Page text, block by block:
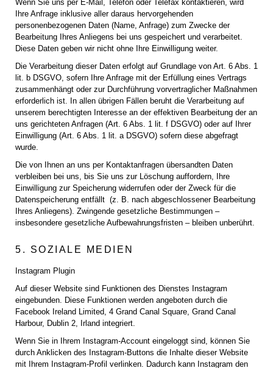
Wenn Sie uns per E-Mail, Telefon oder Telefax kontaktieren, wird
Ihre Anfrage inklusive aller daraus hervorgehenden
personenbezogenen Daten (Name, Anfrage) zum Zwecke der
Bearbeitung Ihres Anliegens bei uns gespeichert und verarbeitet.
Diese Daten geben wir nicht ohne Ihre Einwilligung weiter.
Die Verarbeitung dieser Daten erfolgt auf Grundlage von Art. 6 Abs. 1
lit. b DSGVO, sofern Ihre Anfrage mit der Erfüllung eines Vertrags
zusammenhängt oder zur Durchführung vorvertraglicher Maßnahmen
erforderlich ist. In allen übrigen Fällen beruht die Verarbeitung auf
unserem berechtigten Interesse an der effektiven Bearbeitung der an
uns gerichteten Anfragen (Art. 6 Abs. 1 lit. f DSGVO) oder auf Ihrer
Einwilligung (Art. 6 Abs. 1 lit. a DSGVO) sofern diese abgefragt
wurde.
Die von Ihnen an uns per Kontaktanfragen übersandten Daten
verbleiben bei uns, bis Sie uns zur Löschung auffordern, Ihre
Einwilligung zur Speicherung widerrufen oder der Zweck für die
Datenspeicherung entfällt (z. B. nach abgeschlossener Bearbeitung
Ihres Anliegens). Zwingende gesetzliche Bestimmungen –
insbesondere gesetzliche Aufbewahrungsfristen – bleiben unberührt.
5. SOZIALE MEDIEN
Instagram Plugin
Auf dieser Website sind Funktionen des Dienstes Instagram
eingebunden. Diese Funktionen werden angeboten durch die
Facebook Ireland Limited, 4 Grand Canal Square, Grand Canal
Harbour, Dublin 2, Irland integriert.
Wenn Sie in Ihrem Instagram-Account eingeloggt sind, können Sie
durch Anklicken des Instagram-Buttons die Inhalte dieser Website
mit Ihrem Instagram-Profil verlinken. Dadurch kann Instagram den